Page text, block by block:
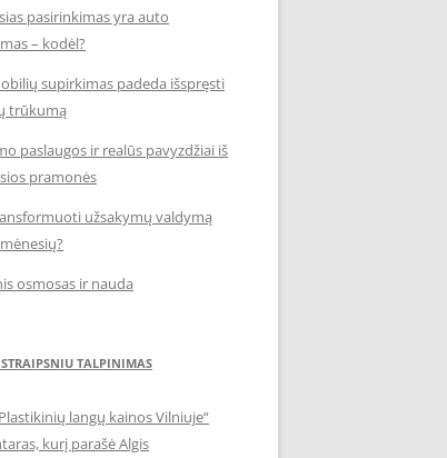
pasirinkimas yra auto
– kodėl?
supirkimas padeda išspręsti
trūkumą
paslaugos ir realūs pavyzdžiai iš
pramonės
užsakymų valdymą
osmosas ir nauda
STRAIPSNIU TALPINIMAS
langų kainos Vilniuje“
kurį parašė Algis